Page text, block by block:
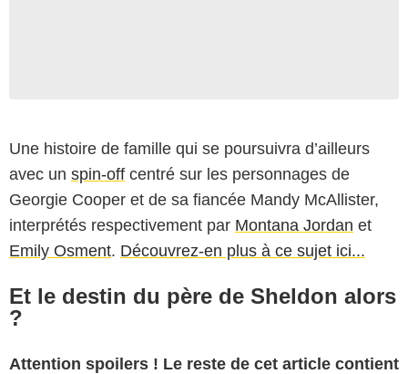
Une histoire de famille qui se poursuivra d’ailleurs
avec un spin-off centré sur les personnages de
Georgie Cooper et de sa fiancée Mandy McAllister,
interprétés respectivement par Montana Jordan et
Emily Osment. Découvrez-en plus à ce sujet ici...
Et le destin du père de Sheldon alors
?
Attention spoilers ! Le reste de cet article contient